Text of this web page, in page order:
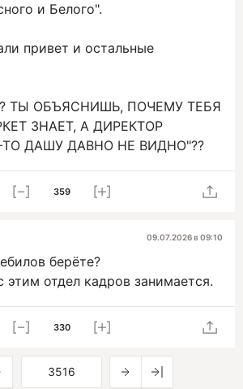
и Белого".
привет и остальные
ТЫ ОБЪЯСНИШЬ, ПОЧЕМУ ТЕБЯ
ЗНАЕТ, А ДИРЕКТОР
ТО ДАШУ ДАВНО НЕ ВИДНО"??
359
09.07.2026 в 09:10
берёте?
этим отдел кадров занимается.
330